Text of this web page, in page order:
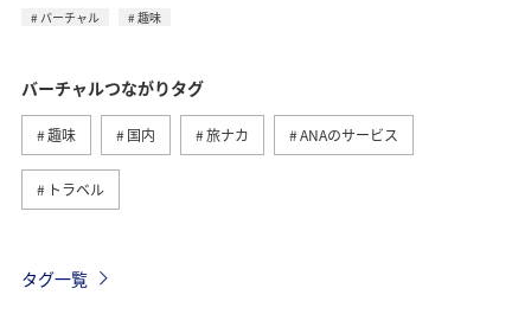
バーチャル 趣味
バーチャルつながりタグ
趣味 国内 旅ナカ ANAのサービス
トラベル
タグ一覧